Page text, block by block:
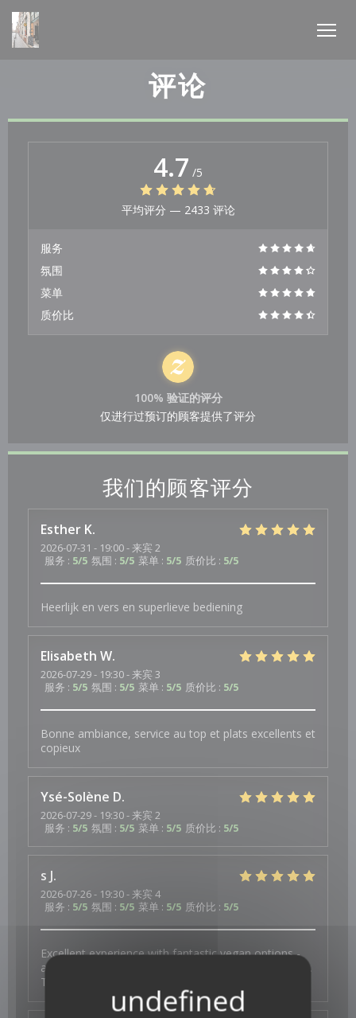
Cookie管理面板
评论
我们的顾客评分
Esther K
2026-07-31 - 19:00 - 来宾 2
服务 : 5/5 氛围 : 5/5 菜单 : 5/5 质价比 : 5/5
Heerlijk en vers en superlieve bediening
Elisabeth W
2026-07-29- 19:30 - 来宾 3
服务 : 5/5 氛围 : 5/5 菜单 : 5/5 质价比 : 5/5
Bonne ambiance, service au top et plats excellents et
copieux
Ysé-Solène D
2026-07-29- 19:30 - 来宾 2
服务 : 5/5 氛围 : 5/5 菜单 : 5/5 质价比 : 5/5
s J
2026-07-26- 19:30 - 来宾 4
服务 : 5/5 氛围 : 5/5 菜单 : 5/5 质价比 : 5/5
Excellent experience with fantastic vegan options -
and a thoughtful surprise to celebrate a birthday too.
Thank you for the wonderful food and service.
4.7 /5
平均评分 — 2433 评论
服务
氛围
菜单
质价比
100% 验证的评分
仅进行过预订的顾客提供了评分